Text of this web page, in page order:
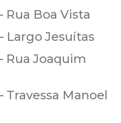
Rua Boa Vista
Largo Jesuítas
Rua Joaquim
Travessa Manoel